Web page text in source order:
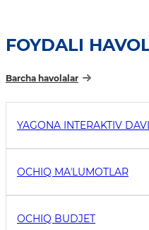
FOYDALI
Barcha havolalar
YAGONA INTERAKTIV
OCHIQ MAʼLUMOTLAR
OCHIQ BUDJET